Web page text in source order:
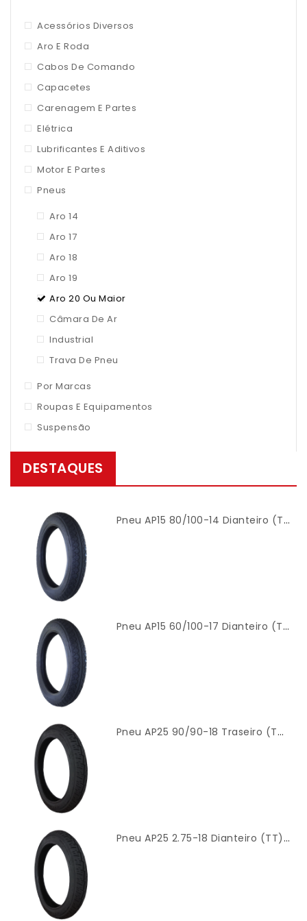
Acessórios Diversos
Aro E Roda
Cabos De Comando
Capacetes
Carenagem E Partes
Elétrica
Lubrificantes E Aditivos
Motor E Partes
Pneus
Aro 14
Aro 17
Aro 18
Aro 19
Aro 20 Ou Maior
Câmara De Ar
Industrial
Trava De Pneu
Por Marcas
Roupas E Equipamentos
Suspensão
DESTAQUES
Pneu AP15 80/100-14 Dianteiro (TT) Modelo Mandrake – Cinborg
Pneu AP15 60/100-17 Dianteiro (TT) Modelo Mandrake – Cinborg
Pneu AP25 90/90-18 Traseiro (TT) Modelo Titan 2000 – Cinborg
Pneu AP25 2.75-18 Dianteiro (TT) Modelo Titan 2000 – Cinborg